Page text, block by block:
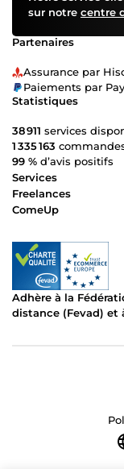
sur notre centre
Partenaires
Assurance par
Paiements par
Statistiques
38 911 services
1 335 163
99 % d’avis positifs
Services
Freelances
ComeUp
Adhère à la
distance (Fevad) et